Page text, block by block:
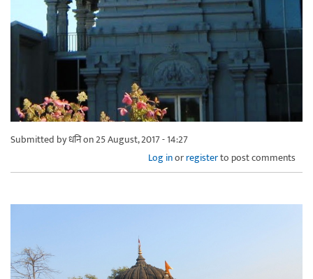
Submitted byधनिon 25 August, 2017 - 14:27
Log inorregisterto post comments